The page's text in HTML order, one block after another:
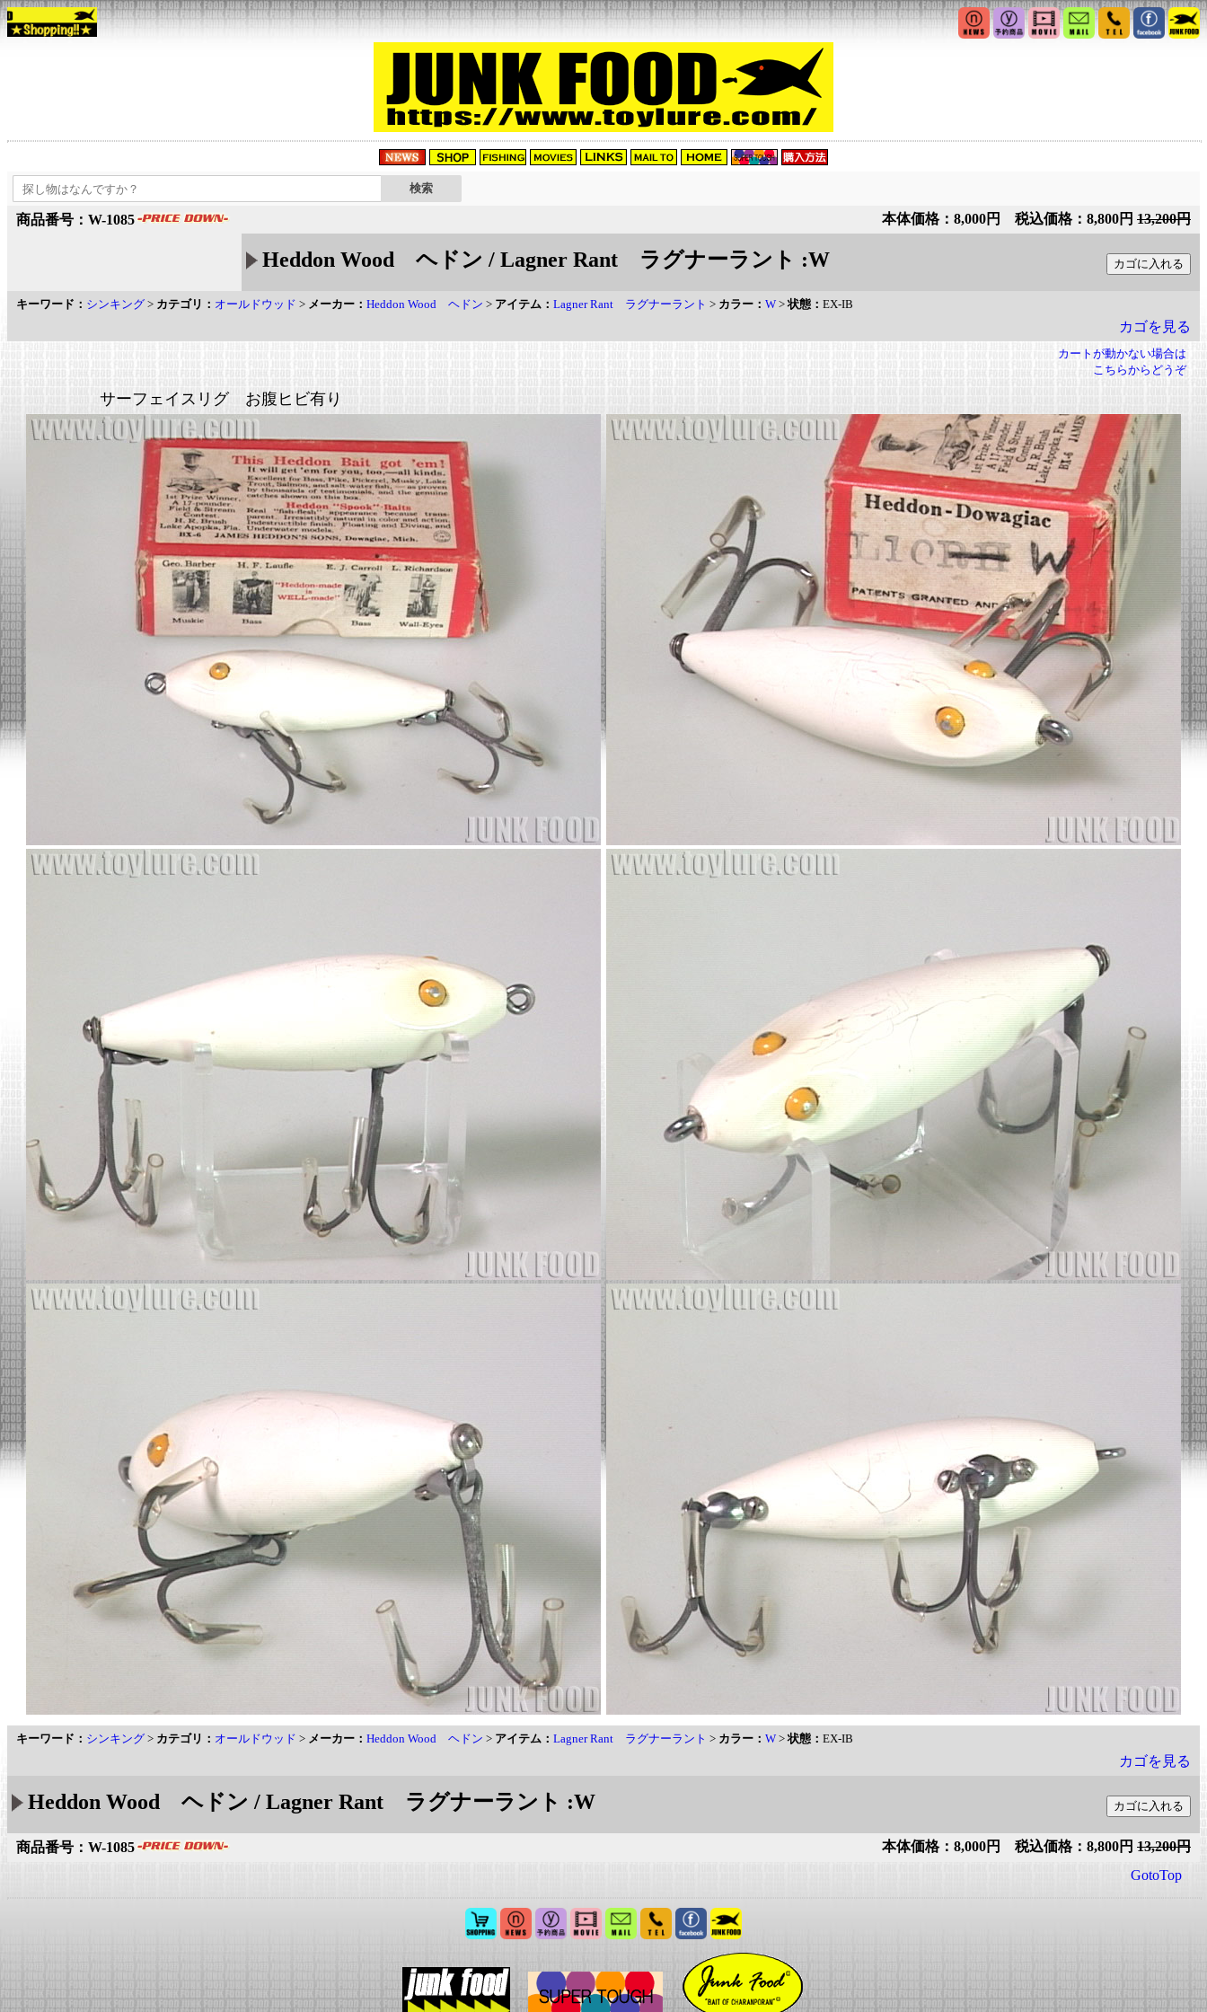
商品番号：W-1085 本体価格：8,000円 税込価格：8,800円 13,200円
Heddon Wood ヘドン / Lagner Rant ラグナーラント :W
キーワード： シンキング > カテゴリ： オールドウッド > メーカー： Heddon Wood ヘドン > アイテム： Lagner Rant ラグナーラント > カラー： W >状態： EX-IB
カゴを見る
カートが動かない場合は
こちらからどうぞ
サーフェイスリグ お腹ヒビ有り
キーワード： シンキング > カテゴリ： オールドウッド > メーカー： Heddon Wood ヘドン > アイテム： Lagner Rant ラグナーラント > カラー： W >状態： EX-IB
カゴを見る
Heddon Wood ヘドン / Lagner Rant ラグナーラント :W
商品番号：W-1085 本体価格：8,000円 税込価格：8,800円 13,200円
GotoTop